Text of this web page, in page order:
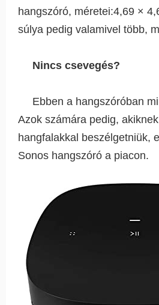
hangszóró, méretei:4,69 ×
súlya pedig valamivel több,
Nincs csevegés?
Ebben a hangszóróban
Azok számára pedig,
hangfalakkal beszélgetniük,
Sonos hangszóró a piacon.